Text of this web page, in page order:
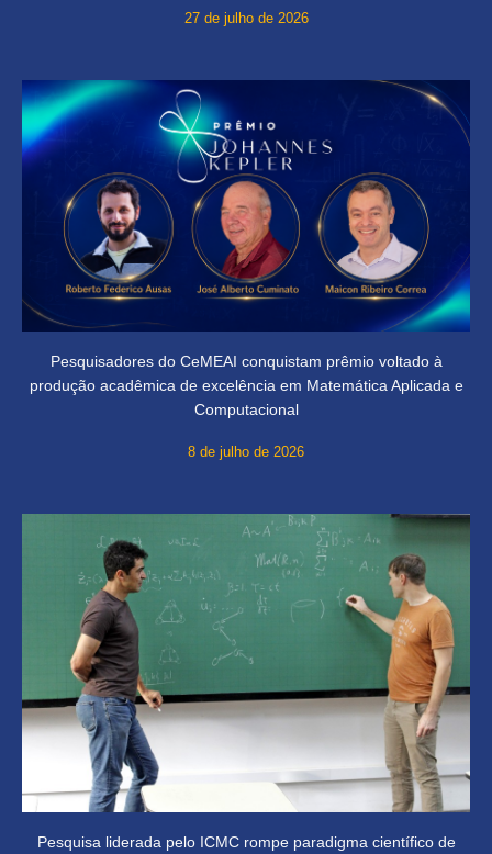
27 de julho de 2026
Pesquisadores do CeMEAI conquistam prêmio voltado à
produção acadêmica de excelência em Matemática Aplicada e
Computacional
8 de julho de 2026
Pesquisa liderada pelo ICMC rompe paradigma científico de